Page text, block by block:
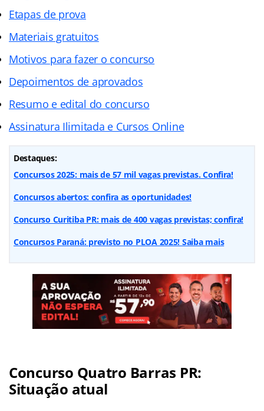
Etapas de prova
Materiais gratuitos
Motivos para fazer o concurso
Depoimentos de aprovados
Resumo e edital do concurso
Assinatura Ilimitada e Cursos Online
Destaques:
Concursos 2025: mais de 57 mil vagas previstas. Confira!
Concursos abertos: confira as oportunidades!
Concurso Curitiba PR: mais de 400 vagas previstas; confira!
Concursos Paraná: previsto no PLOA 2025! Saiba mais
Concurso Quatro Barras PR:
Situação atual